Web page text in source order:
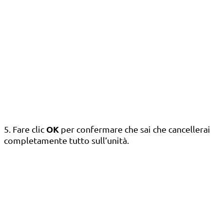
5. Fare clic OK per confermare che sai che cancellerai
completamente tutto sull’unità.